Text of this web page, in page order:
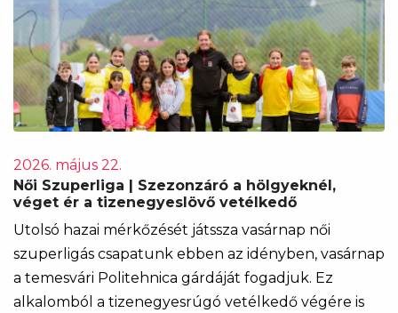
2026. május 22.
Női Szuperliga | Szezonzáró a hölgyeknél,
véget ér a tizenegyeslövő vetélkedő
Utolsó hazai mérkőzését játssza vasárnap női
szuperligás csapatunk ebben az idényben, vasárnap
a temesvári Politehnica gárdáját fogadjuk. Ez
alkalomból a tizenegyesrúgó vetélkedő végére is